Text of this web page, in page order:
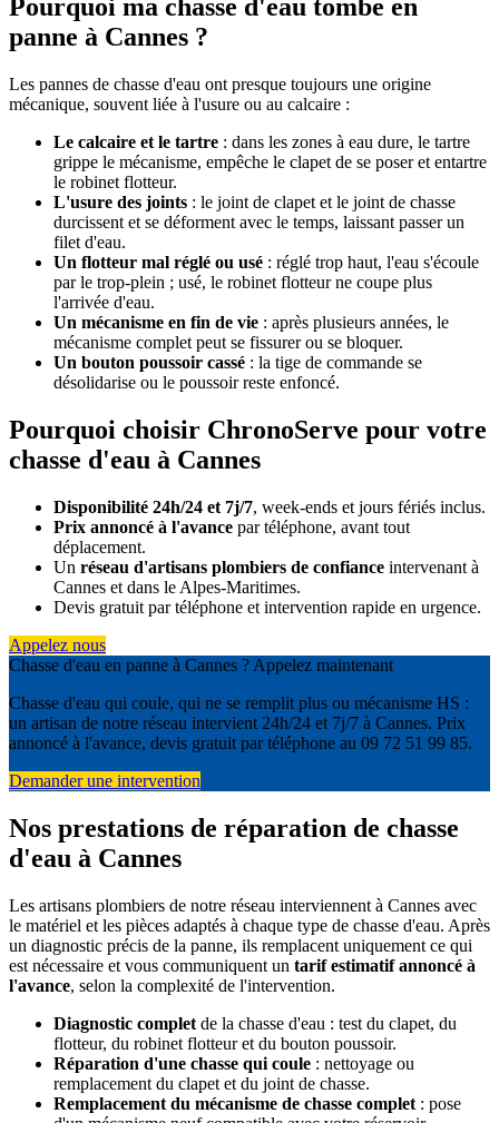
Pourquoi ma chasse d'eau tombe en
panne à Cannes ?
Les pannes de chasse d'eau ont presque toujours une origine
mécanique, souvent liée à l'usure ou au calcaire :
Le calcaire et le tartre : dans les zones à eau dure, le tartre
grippe le mécanisme, empêche le clapet de se poser et entartre
le robinet flotteur.
L'usure des joints : le joint de clapet et le joint de chasse
durcissent et se déforment avec le temps, laissant passer un
filet d'eau.
Un flotteur mal réglé ou usé : réglé trop haut, l'eau s'écoule
par le trop-plein ; usé, le robinet flotteur ne coupe plus
l'arrivée d'eau.
Un mécanisme en fin de vie : après plusieurs années, le
mécanisme complet peut se fissurer ou se bloquer.
Un bouton poussoir cassé : la tige de commande se
désolidarise ou le poussoir reste enfoncé.
Pourquoi choisir ChronoServe pour votre
chasse d'eau à Cannes
Disponibilité 24h/24 et 7j/7, week-ends et jours fériés inclus.
Prix annoncé à l'avance par téléphone, avant tout
déplacement.
Un réseau d'artisans plombiers de confiance intervenant à
Cannes et dans le Alpes-Maritimes.
Devis gratuit par téléphone et intervention rapide en urgence.
Appelez nous
Chasse d'eau en panne à Cannes ? Appelez maintenant
Chasse d'eau qui coule, qui ne se remplit plus ou mécanisme HS :
un artisan de notre réseau intervient 24h/24 et 7j/7 à Cannes. Prix
annoncé à l'avance, devis gratuit par téléphone au 09 72 51 99 85.
Demander une intervention
Nos prestations de réparation de chasse
d'eau à Cannes
Les artisans plombiers de notre réseau interviennent à Cannes avec
le matériel et les pièces adaptés à chaque type de chasse d'eau. Après
un diagnostic précis de la panne, ils remplacent uniquement ce qui
est nécessaire et vous communiquent un tarif estimatif annoncé à
l'avance, selon la complexité de l'intervention.
Diagnostic complet de la chasse d'eau : test du clapet, du
flotteur, du robinet flotteur et du bouton poussoir.
Réparation d'une chasse qui coule : nettoyage ou
remplacement du clapet et du joint de chasse.
Remplacement du mécanisme de chasse complet : pose